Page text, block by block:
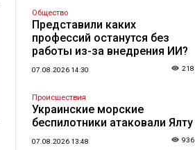
Общество
Представили каких
профессий останутся без
работы из-за внедрения ИИ?
07.08.2026 14:30 218
Происшествия
Украинские морские
беспилотники атаковали Ялту
07.08.2026 13:48 936